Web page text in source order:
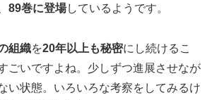
89巻に登場しているようです。
組織を20年以上も秘密にし続けるこ
ごいですよね。少しずつ進展させなが
い状態。いろいろな考察をしてみるけ